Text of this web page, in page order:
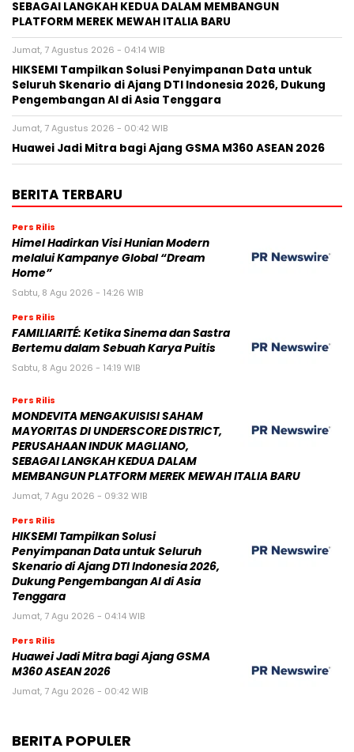
SEBAGAI LANGKAH KEDUA DALAM MEMBANGUN
PLATFORM MEREK MEWAH ITALIA BARU
Jumat, 7 Agustus 2026 - 04:14 WIB
HIKSEMI Tampilkan Solusi Penyimpanan Data untuk
Seluruh Skenario di Ajang DTI Indonesia 2026, Dukung
Pengembangan AI di Asia Tenggara
Jumat, 7 Agustus 2026 - 00:42 WIB
Huawei Jadi Mitra bagi Ajang GSMA M360 ASEAN 2026
BERITA TERBARU
Pers Rilis
Himel Hadirkan Visi Hunian Modern
melalui Kampanye Global “Dream
Home”
Sabtu, 8 Agu 2026 - 14:26 WIB
Pers Rilis
FAMILIARITÉ: Ketika Sinema dan Sastra
Bertemu dalam Sebuah Karya Puitis
Sabtu, 8 Agu 2026 - 14:19 WIB
Pers Rilis
MONDEVITA MENGAKUISISI SAHAM
MAYORITAS DI UNDERSCORE DISTRICT,
PERUSAHAAN INDUK MAGLIANO,
SEBAGAI LANGKAH KEDUA DALAM
MEMBANGUN PLATFORM MEREK MEWAH ITALIA BARU
Jumat, 7 Agu 2026 - 09:32 WIB
Pers Rilis
HIKSEMI Tampilkan Solusi
Penyimpanan Data untuk Seluruh
Skenario di Ajang DTI Indonesia 2026,
Dukung Pengembangan AI di Asia
Tenggara
Jumat, 7 Agu 2026 - 04:14 WIB
Pers Rilis
Huawei Jadi Mitra bagi Ajang GSMA
M360 ASEAN 2026
Jumat, 7 Agu 2026 - 00:42 WIB
BERITA POPULER